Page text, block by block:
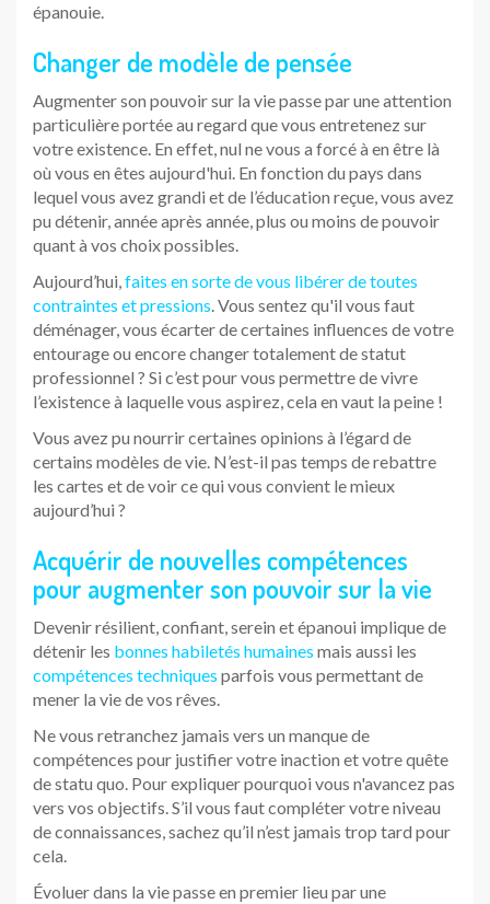
épanouie.
Changer de modèle de pensée
Augmenter son pouvoir sur la vie passe par une attention
particulière portée au regard que vous entretenez sur
votre existence. En effet, nul ne vous a forcé à en être là
où vous en êtes aujourd'hui. En fonction du pays dans
lequel vous avez grandi et de l’éducation reçue, vous avez
pu détenir, année après année, plus ou moins de pouvoir
quant à vos choix possibles.
Aujourd’hui,faites en sorte de vous libérer de toutes
contraintes et pressions. Vous sentez qu'il vous faut
déménager, vous écarter de certaines influences de votre
entourage ou encore changer totalement de statut
professionnel ? Si c’est pour vous permettre de vivre
l’existence à laquelle vous aspirez, cela en vaut la peine !
Vous avez pu nourrir certaines opinions à l’égard de
certains modèles de vie. N’est-il pas temps de rebattre
les cartes et de voir ce qui vous convient le mieux
aujourd’hui ?
Acquérir de nouvelles compétences
pour augmenter son pouvoir sur la vie
Devenir résilient, confiant, serein et épanoui implique de
détenir les bonnes habiletés humaines mais aussi les
compétences techniques parfois vous permettant de
mener la vie de vos rêves.
Ne vous retranchez jamais vers un manque de
compétences pour justifier votre inaction et votre quête
de statu quo. Pour expliquer pourquoi vous n'avancez pas
vers vos objectifs. S’il vous faut compléter votre niveau
de connaissances, sachez qu’il n’est jamais trop tard pour
cela.
Évoluer dans la vie passe en premier lieu par une